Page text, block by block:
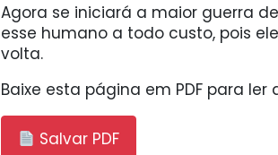
Agora se iniciará a maior guerra
esse humano a todo custo, pois
volta.
Baixe esta página em PDF para
Salvar PDF